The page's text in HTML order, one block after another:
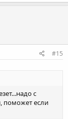
#15
с
поможет если